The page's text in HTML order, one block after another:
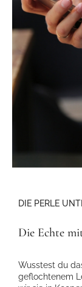
DIE PERLE
Die Echte
Wusstest du
geflochtenem